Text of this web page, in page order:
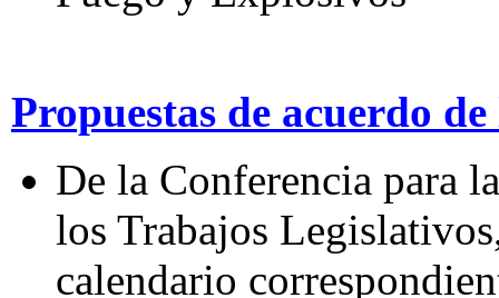
Propuestas de acuerdo
De la Conferencia para
los Trabajos
calendario